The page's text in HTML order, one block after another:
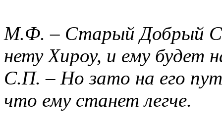
М.Ф. – Старый Добрый
нету Хироу, и ему будет
С.П. – Но зато на его
что ему станет легче.